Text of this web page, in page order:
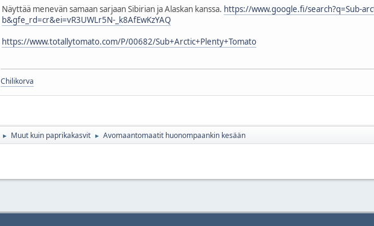
Näyttää menevän samaan sarjaan Sibirian ja Alaskan kanssa. https://www.google.fi/search?q=Sub-
b&gfe_rd=cr&ei=vR3UWLr5N-_k8AfEwKzYAQ
https://www.totallytomato.com/P/00682/Sub+Arctic+Plenty+Tomato
Chilikorva
► Muut kuin paprikakasvit ► Avomaantomaatit huonompaankin kesään